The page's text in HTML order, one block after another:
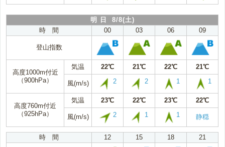
明 日 8/8(土)
時 間
00 03 06 09
登山指数
高度1000m付近
（900hPa）
気温 22℃ 21℃ 22℃ 21℃
風(m/s) 2 2 1 1
高度760m付近
（925hPa）
気温 23℃ 22℃ 23℃ 22℃
風(m/s) 2 1 1 静穏
時 間 12 15 18 21